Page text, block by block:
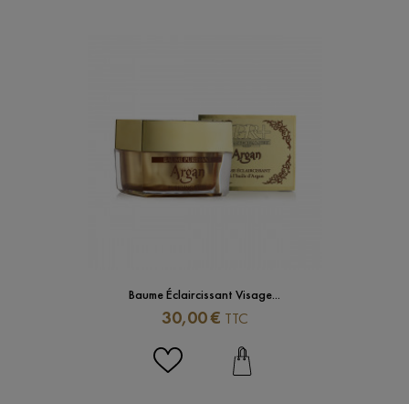
Baume Éclaircissant Visage...
Prix
30,00 € TTC